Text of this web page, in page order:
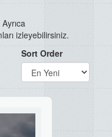
Ayrıca
izleyebilirsiniz.
Sort Order